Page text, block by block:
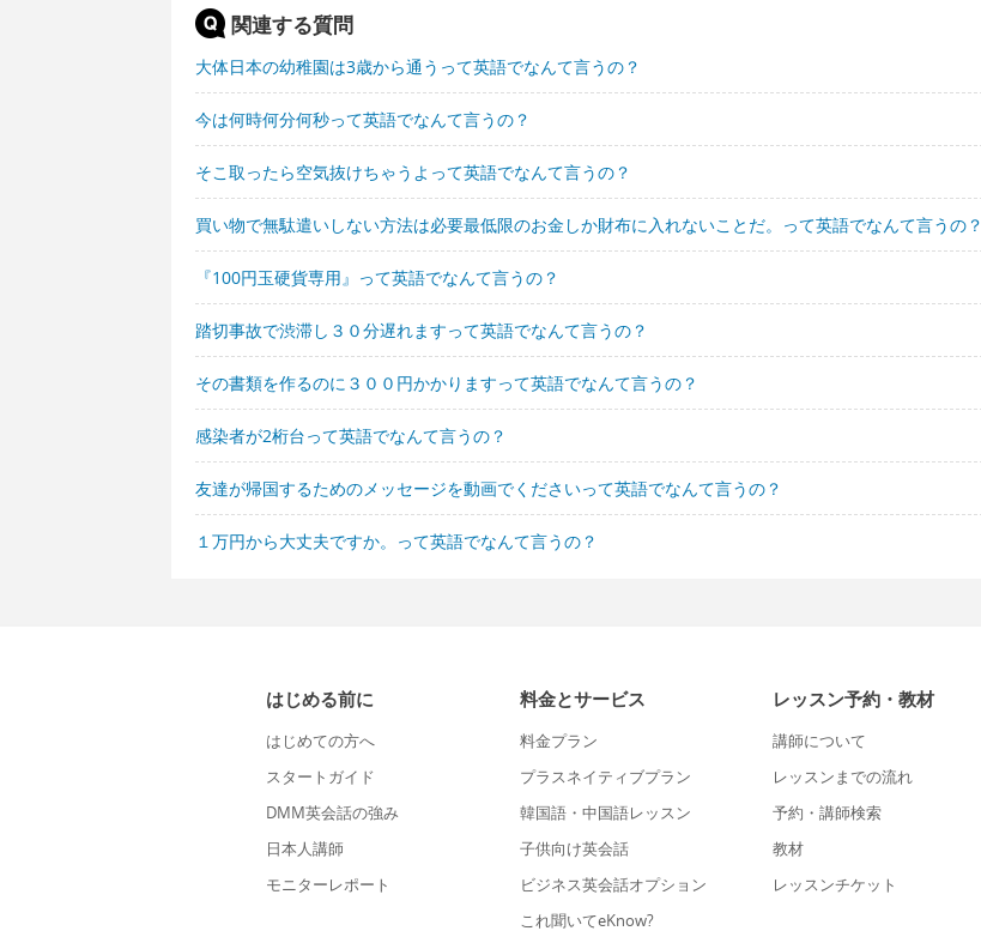
関連する質問
大体日本の幼稚園は3歳から通うって英語でなんて言うの？
今は何時何分何秒って英語でなんて言うの？
そこ取ったら空気抜けちゃうよって英語でなんて言うの？
買い物で無駄遣いしない方法は必要最低限のお金しか財布に入れないことだ。って英語でなんて言うの？
『100円玉硬貨専用』って英語でなんて言うの？
踏切事故で渋滞し３０分遅れますって英語でなんて言うの？
その書類を作るのに３００円かかりますって英語でなんて言うの？
感染者が2桁台って英語でなんて言うの？
友達が帰国するためのメッセージを動画でくださいって英語でなんて言うの？
１万円から大丈夫ですか。って英語でなんて言うの？
はじめる前に
はじめての方へ
スタートガイド
DMM英会話の強み
日本人講師
モニターレポート
料金とサービス
料金プラン
プラスネイティブプラン
韓国語・中国語レッスン
子供向け英会話
ビジネス英会話オプション
これ聞いてeKnow?
レッスン予約・教材
講師について
レッスンまでの流れ
予約・講師検索
教材
レッスンチケット